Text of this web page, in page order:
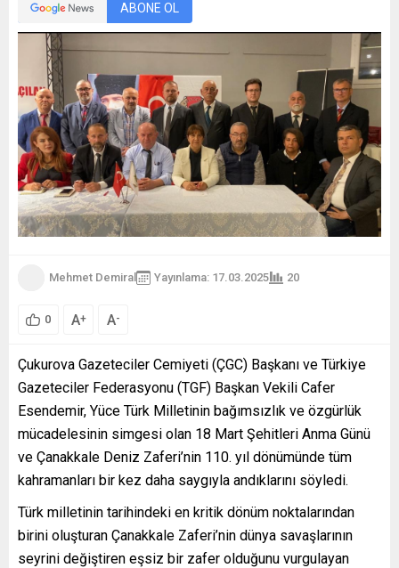
ABONE OL
Mehmet Demiral Yayınlama: 17.03.2025 20
0 A+ A-
Çukurova Gazeteciler Cemiyeti (ÇGC) Başkanı ve Türkiye
Gazeteciler Federasyonu (TGF) Başkan Vekili Cafer
Esendemir, Yüce Türk Milletinin bağımsızlık ve özgürlük
mücadelesinin simgesi olan 18 Mart Şehitleri Anma Günü
ve Çanakkale Deniz Zaferi’nin 110. yıl dönümünde tüm
kahramanları bir kez daha saygıyla andıklarını söyledi.
Türk milletinin tarihindeki en kritik dönüm noktalarından
birini oluşturan Çanakkale Zaferi’nin dünya savaşlarının
seyrini değiştiren eşsiz bir zafer olduğunu vurgulayan